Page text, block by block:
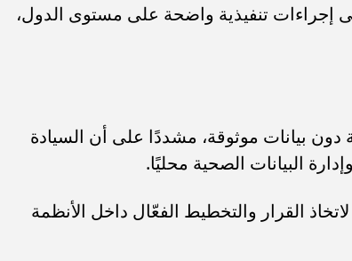
الخطط إلى إجراءات تنفيذية واضحة على مستوى الدول،
دون بيانات موثوقة، مشددًا على أن السيادة
البيانات الصحية محليًا.
القرار والتخطيط الفعّال داخل الأنظمة